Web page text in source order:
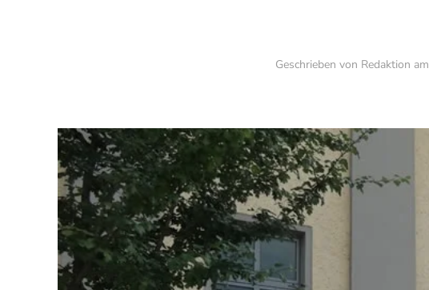
Geschrieben von Redaktion am